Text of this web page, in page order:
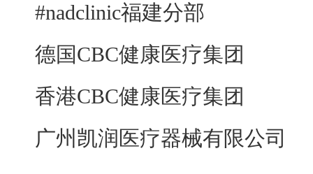
#nadclinic福建分部
德国CBC健康医疗集团
香港CBC健康医疗集团
广州凯润医疗器械有限公司